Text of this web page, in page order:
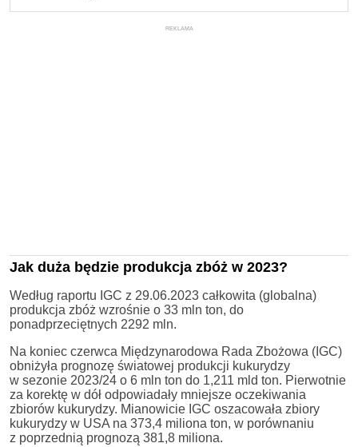
REKLAMA
Jak duża będzie produkcja zbóż w 2023?
Według raportu IGC z 29.06.2023 całkowita (globalna)
produkcja zbóż wzrośnie o 33 mln ton, do
ponadprzeciętnych 2292 mln.
Na koniec czerwca Międzynarodowa Rada Zbożowa (IGC)
obniżyła prognozę światowej produkcji kukurydzy
w sezonie 2023/24 o 6 mln ton do 1,211 mld ton. Pierwotnie
za korektę w dół odpowiadały mniejsze oczekiwania
zbiorów kukurydzy. Mianowicie IGC oszacowała zbiory
kukurydzy w USA na 373,4 miliona ton, w porównaniu
z poprzednią prognozą 381,8 miliona.